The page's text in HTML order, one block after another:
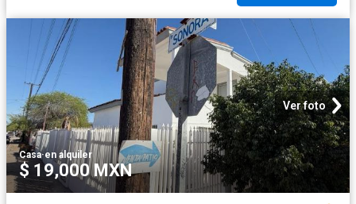
Ver foto
Casa·en alquiler
$ 19,000 MXN